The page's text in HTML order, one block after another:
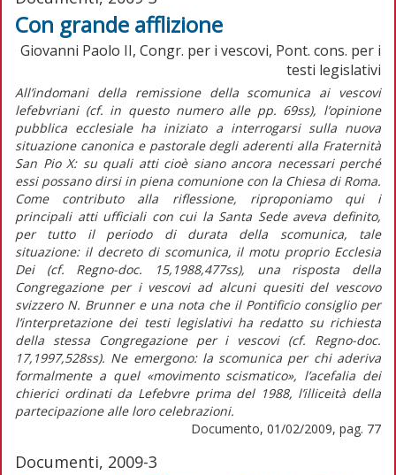
Con grande afflizione
Giovanni Paolo II, Congr. per i vescovi, Pont. cons. per i
testi legislativi
All’indomani della remissione della scomunica ai vescovi
lefebvriani (cf. in questo numero alle pp. 69ss), l’opinione
pubblica ecclesiale ha iniziato a interrogarsi sulla nuova
situazione canonica e pastorale degli aderenti alla Fraternità
San Pio X: su quali atti cioè siano ancora necessari perché
essi possano dirsi in piena comunione con la Chiesa di Roma.
Come contributo alla riflessione, riproponiamo qui i
principali atti ufficiali con cui la Santa Sede aveva definito,
per tutto il periodo di durata della scomunica, tale
situazione: il decreto di scomunica, il motu proprio Ecclesia
Dei (cf. Regno-doc. 15,1988,477ss), una risposta della
Congregazione per i vescovi ad alcuni quesiti del vescovo
svizzero N. Brunner e una nota che il Pontificio consiglio per
l’interpretazione dei testi legislativi ha redatto su richiesta
della stessa Congregazione per i vescovi (cf. Regno-doc.
17,1997,528ss). Ne emergono: la scomunica per chi aderiva
formalmente a quel «movimento scismatico», l’acefalia dei
chierici ordinati da Lefebvre prima del 1988, l’illiceità della
partecipazione alle loro celebrazioni.
Documento, 01/02/2009, pag. 77
Documenti, 2009-3